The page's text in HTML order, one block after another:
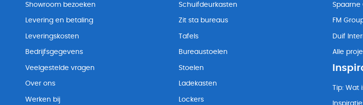
Showroom bezoeken
Levering en betaling
Leveringskosten
Bedrijfsgegevens
Veelgestelde vragen
Over ons
Werken bij
Schuifdeurkasten
Zit sta bureaus
Tafels
Bureaustoelen
Stoelen
Ladekasten
Lockers
Spaarne
FM
Duif
Alle
Tip: Wat